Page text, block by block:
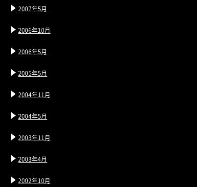
2007年5月
2006年10月
2006年5月
2005年5月
2004年11月
2004年5月
2003年11月
2003年4月
2002年10月